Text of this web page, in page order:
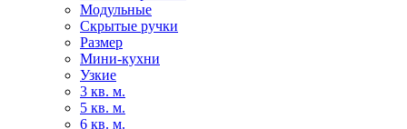
Модульные
Скрытые ручки
Размер
Мини-кухни
Узкие
3 кв. м.
5 кв. м.
6 кв. м.